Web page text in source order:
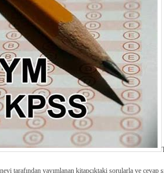
tarafından yayımlanan kitapçıktaki sorularla ve cevap